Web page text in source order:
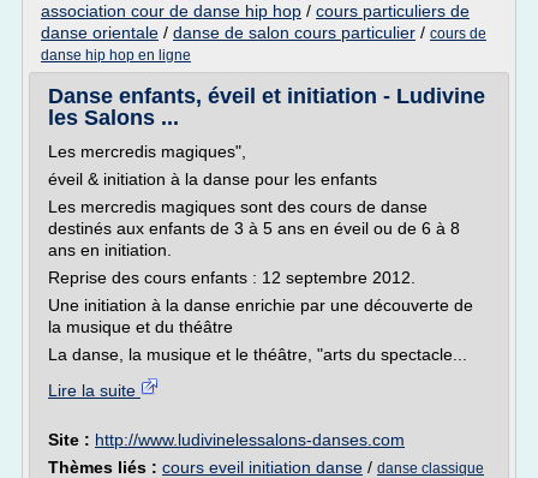
association cour de danse hip hop / cours particuliers de
danse orientale / danse de salon cours particulier / cours de
danse hip hop en ligne
Danse enfants, éveil et initiation - Ludivine
les Salons ...
Les mercredis magiques",
éveil & initiation à la danse pour les enfants
Les mercredis magiques sont des cours de danse
destinés aux enfants de 3 à 5 ans en éveil ou de 6 à 8
ans en initiation.
Reprise des cours enfants : 12 septembre 2012.
Une initiation à la danse enrichie par une découverte de
la musique et du théâtre
La danse, la musique et le théâtre, "arts du spectacle...
Lire la suite
Site : http://www.ludivinelessalons-danses.com
Thèmes liés : cours eveil initiation danse / danse classique